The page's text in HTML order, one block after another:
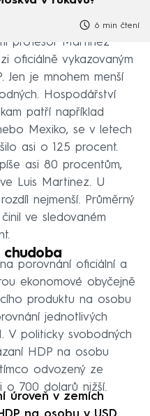
6 min čtení
profesor Martinez
oficiálně vykazovaným
Jen je mnohem menší
Hospodářství
patří například
Mexiko, se v letech
asi o 125 procent.
asi 80 procentům,
Luis Martinez. U
nejmenší. Průměrný
ve sledovaném
chudoba
porovnání oficiální a
ekonomové obyčejně
produktu na osobu
jednotlivých
V politicky svobodných
HDP na osobu
odvozený ze
o 700 dolarů nižší.
úroveň v zemích